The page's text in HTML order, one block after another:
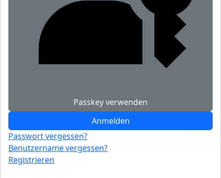
Passkey verwenden
Anmelden
Passwort vergessen?
Benutzername vergessen?
Registrieren